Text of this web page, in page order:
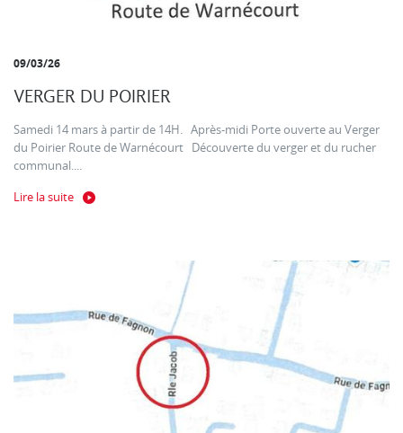
09/03/26
VERGER DU POIRIER
Samedi 14 mars à partir de 14H. Après-midi Porte ouverte au Verger
du Poirier Route de Warnécourt Découverte du verger et du rucher
communal....
Lire la suite